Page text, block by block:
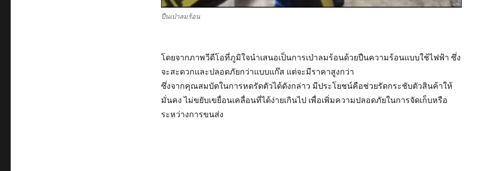
ปืนเป่าลมร้อน
โดยจากภาพวีดีโอที่ภูมิใจนำเสนอเป็นการเป่าลมร้อนด้วยปืนความร้อนแบบใช้ไฟฟ้า ซึ่ง
จะสะดวกและปลอดภัยกว่าแบบแก๊ส แต่จะมีราคาสูงกว่า
ซึ่งจากคุณสมบัตในการหดรัดตัวได้ดังกล่าว มีประโยชน์คือช่วยรัดกระชับตัวสินค้าให้
มั่นคง ไม่ขยับเขยื่อนเคลื่อนที่ได้ง่ายเกินไป เพื่อเพิ่มความปลอดภัยในการจัดเก็บหรือ
ระหว่างการขนส่ง